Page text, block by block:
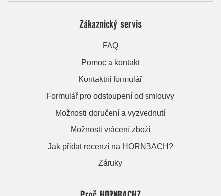
Zákaznický servis
FAQ
Pomoc a kontakt
Kontaktní formulář
Formulář pro odstoupení od smlouvy
Možnosti doručení a vyzvednutí
Možnosti vrácení zboží
Jak přidat recenzi na HORNBACH?
Záruky